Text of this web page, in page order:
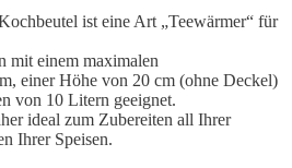
ist eine Art „Teewärmer“ für
mit einem maximalen
einer Höhe von 20 cm (ohne Deckel)
von 10 Litern geeignet.
ideal zum Zubereiten all Ihrer
Ihrer Speisen.